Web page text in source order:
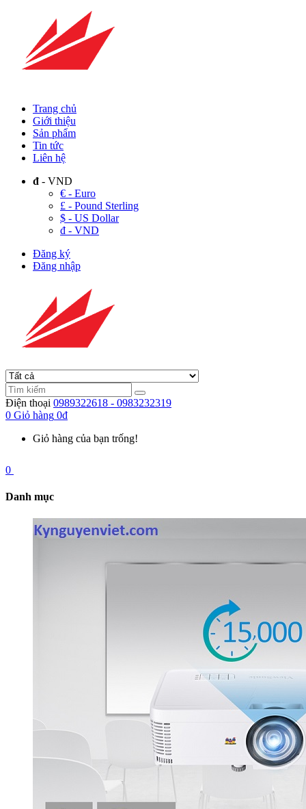
Trang chủ
Giới thiệu
Sản phẩm
Tin tức
Liên hệ
đ - VND
€ - Euro
£ - Pound Sterling
$ - US Dollar
đ - VND
Đăng ký
Đăng nhập
Điện thoại 0989322618 - 0983232319
0 Giỏ hàng 0đ
Giỏ hàng của bạn trống!
0
Danh mục